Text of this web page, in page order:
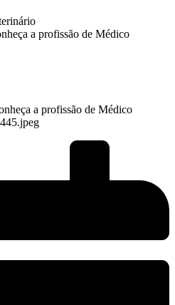
a profissão de Médico